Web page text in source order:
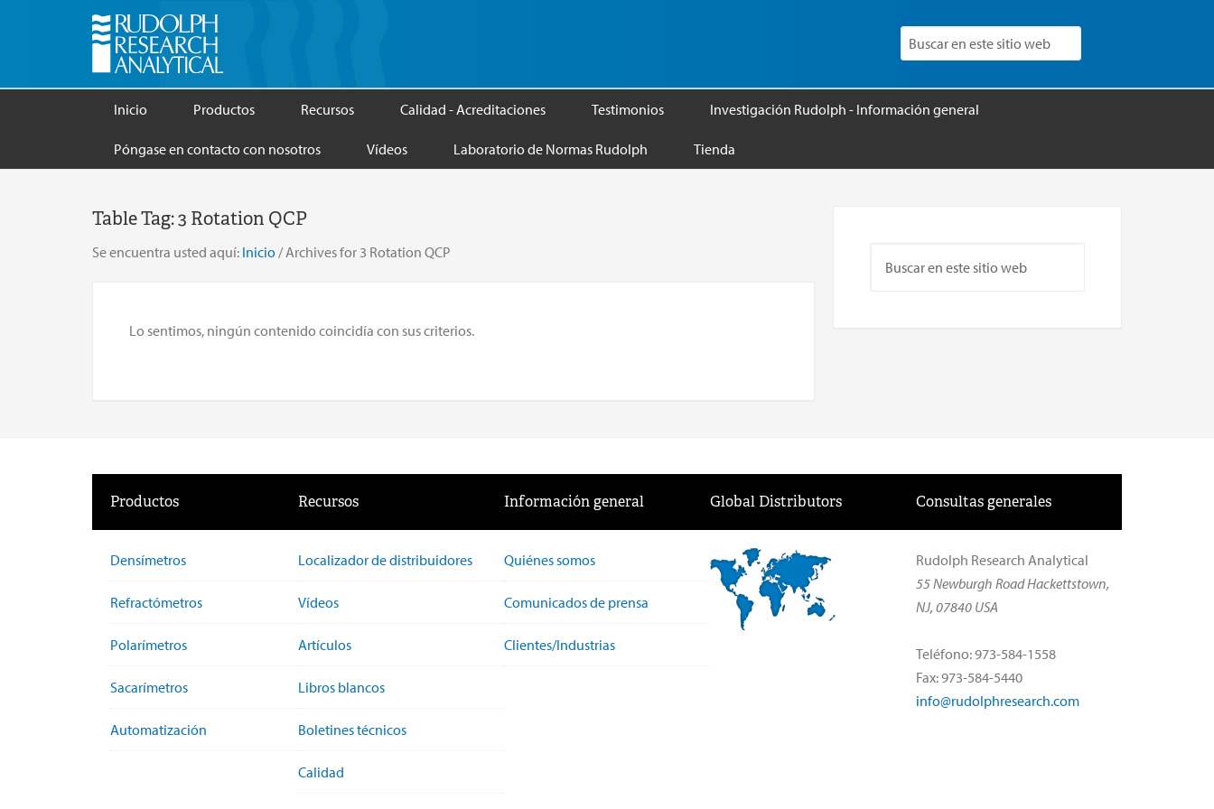
Inicio Productos Recursos Calidad - Acreditaciones Testimonios Investigación Rudolph - Información general
Póngase en contacto con nosotros Vídeos Laboratorio de Normas Rudolph Tienda
Table Tag:3 Rotation QCP
Se encuentra usted aquí: Inicio /Archives for 3 Rotation QCP
Lo sentimos, ningún contenido coincidía con sus criterios.
Productos
Densímetros
Refractómetros
Polarímetros
Sacarímetros
Automatización
Recursos
Localizador de distribuidores
Vídeos
Artículos
Libros blancos
Boletines técnicos
Calidad
Información general
Quiénes somos
Comunicados de prensa
Clientes/Industrias
Global Distributors Consultas generales
Rudolph Research Analytical
55 Newburgh Road Hackettstown,
NJ, 07840 USA
Teléfono: 973-584-1558
Fax: 973-584-5440
info@rudolphresearch.com